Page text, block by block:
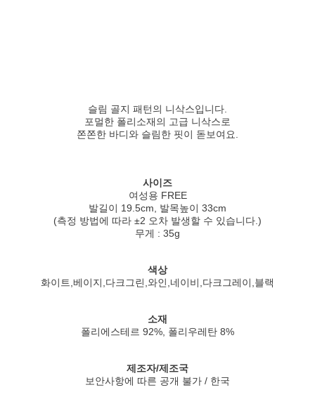
슬림 골지 패턴의 니삭스입니다.
포멀한 폴리소재의 고급 니삭스로
쫀쫀한 바디와 슬림한 핏이 돋보여요.
사이즈
여성용 FREE
발길이 19.5cm, 발목높이 33cm
(측정 방법에 따라 ±2 오차 발생할 수 있습니다.)
무게 : 35g
색상
화이트,베이지,다크그린,와인,네이비,다크그레이,블랙
소재
폴리에스테르 92%, 폴리우레탄 8%
제조자/제조국
보안사항에 따른 공개 불가 / 한국